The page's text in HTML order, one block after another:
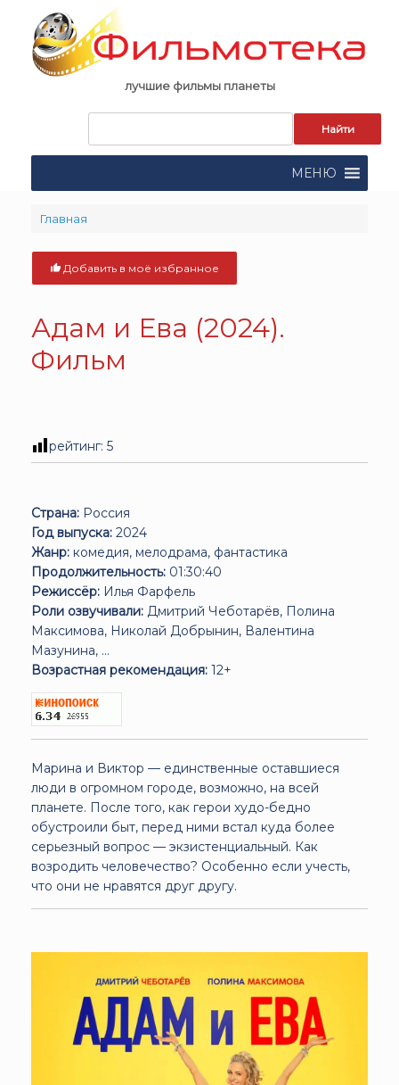
content
лучшие фильмы планеты
поиска:
МЕНЮ
Главная
Добавить в моё избранное
Адам и Ева (2024).
Фильм
рейтинг: 5
Страна: Россия
Год выпуска: 2024
Жанр: комедия, мелодрама, фантастика
Продолжительность: 01:30:40
Режиссёр: Илья Фарфель
Роли озвучивали: Дмитрий Чеботарёв, Полина
Максимова, Николай Добрынин, Валентина
Мазунина, ...
Возрастная рекомендация: 12+
Марина и Виктор — единственные оставшиеся
люди в огромном городе, возможно, на всей
планете. После того, как герои худо-бедно
обустроили быт, перед ними встал куда более
серьезный вопрос — экзистенциальный. Как
возродить человечество? Особенно если учесть,
что они не нравятся друг другу.